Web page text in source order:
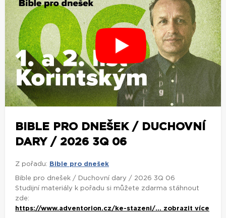
BIBLE PRO DNEŠEK / DUCHOVNÍ
DARY / 2026 3Q 06
Z pořadu: Bible pro dnešek
Bible pro dnešek / Duchovní dary / 2026 3Q 06
Studijní materiály k pořadu si můžete zdarma stáhnout
zde:
https://www.adventorion.cz/ke-stazeni/... zobrazit více